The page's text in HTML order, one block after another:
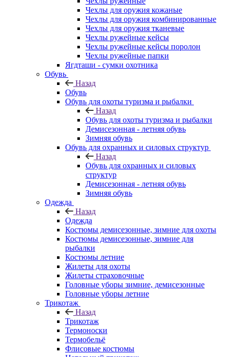
Чехлы для оружия кожаные
Чехлы для оружия комбинированные
Чехлы для оружия тканевые
Чехлы ружейные кейсы
Чехлы ружейные кейсы поролон
Чехлы ружейные папки
Ягдташи - сумки охотника
Обувь
Назад
Обувь
Обувь для охоты туризма и рыбалки
Назад
Обувь для охоты туризма и рыбалки
Демисезонная - летняя обувь
Зимняя обувь
Обувь для охранных и силовых структур
Назад
Обувь для охранных и силовых
структур
Демисезонная - летняя обувь
Зимняя обувь
Одежда
Назад
Одежда
Костюмы демисезонные, зимние для охоты
Костюмы демисезонные, зимние для
рыбалки
Костюмы летние
Жилеты для охоты
Жилеты страховочные
Головные уборы зимние, демисезонные
Головные уборы летние
Трикотаж
Назад
Трикотаж
Термоноски
Термобельё
Флисовые костюмы